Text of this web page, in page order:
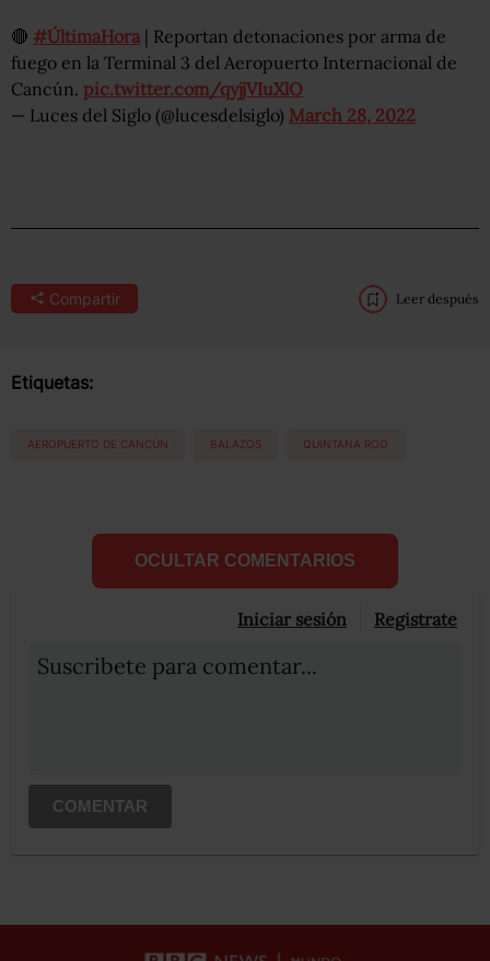
🔴 #ÚltimaHora | Reportan detonaciones por arma de
fuego en la Terminal 3 del Aeropuerto Internacional de
Cancún. pic.twitter.com/qyjjVIuXlO
— Luces del Siglo (@lucesdelsiglo) March 28, 2022
Compartir Leer después
Etiquetas:
AEROPUERTO DE CANCÚN BALAZOS QUINTANA ROO
OCULTAR COMENTARIOS
Iniciar sesión Registrate
Suscribete para comentar...
COMENTAR